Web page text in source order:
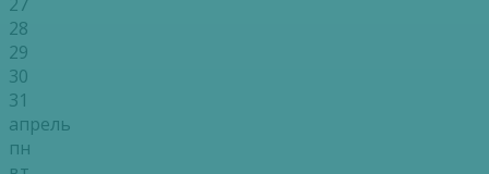
28
29
30
31
апрель
пн